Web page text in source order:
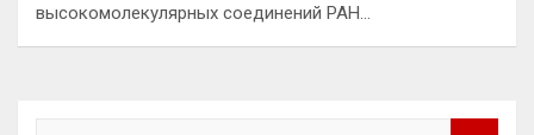
высокомолекулярных соединений РАН…